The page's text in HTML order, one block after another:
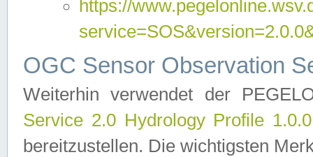
https://
OGC Sensor Observation
Weiterhin verwendet der
Service 2.0 Hydrology Profile
bereitzustellen. Die wichtigsten